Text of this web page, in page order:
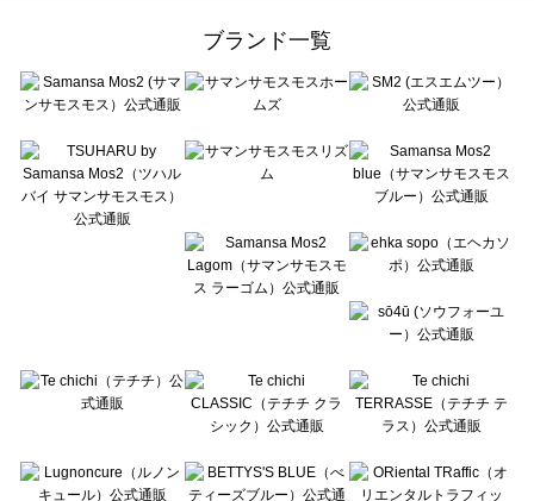
Te chichi（テチチ）の一覧
Te chichi CLASSIC（テチチ クラシック）の一覧
Lugnoncure（ルノンキュール）の一覧
BETTY'S BLUE（べティーズブルー）の一覧
Wpc.（ワールドパーティー）の一覧
ブランド一覧